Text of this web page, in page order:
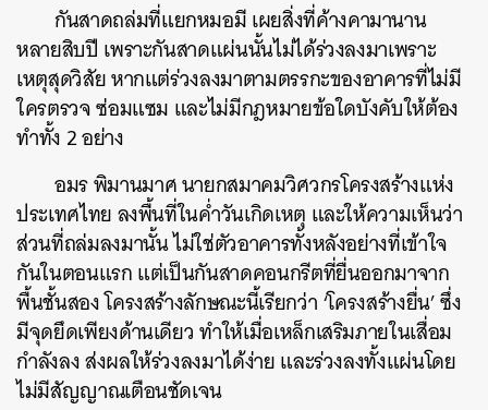
กันสาดถล่มที่แยกหมอมี เผยสิ่งที่ค้างคามานาน
หลายสิบปี เพราะกันสาดแผ่นนั้นไม่ได้ร่วงลงมาเพราะ
เหตุสุดวิสัย หากแต่ร่วงลงมาตามตรรกะของอาคารที่ไม่มี
ใครตรวจ ซ่อมแซม และไม่มีกฎหมายข้อใดบังคับให้ต้อง
ทำทั้ง 2 อย่าง
อมร พิมานมาศ นายกสมาคมวิศวกรโครงสร้างแห่ง
ประเทศไทย ลงพื้นที่ในค่ำวันเกิดเหตุ และให้ความเห็นว่า
ส่วนที่ถล่มลงมานั้น ไม่ใช่ตัวอาคารทั้งหลังอย่างที่เข้าใจ
กันในตอนแรก แต่เป็นกันสาดคอนกรีตที่ยื่นออกมาจาก
พื้นชั้นสอง โครงสร้างลักษณะนี้เรียกว่า ‘โครงสร้างยื่น’ ซึ่ง
มีจุดยึดเพียงด้านเดียว ทำให้เมื่อเหล็กเสริมภายในเสื่อม
กำลังลง ส่งผลให้ร่วงลงมาได้ง่าย และร่วงลงทั้งแผ่นโดย
ไม่มีสัญญาณเตือนชัดเจน